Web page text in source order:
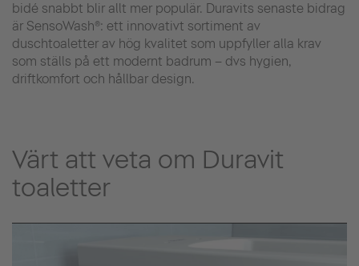
bidé snabbt blir allt mer populär. Duravits senaste bidrag
är SensoWash®: ett innovativt sortiment av
duschtoaletter av hög kvalitet som uppfyller alla krav
som ställs på ett modernt badrum – dvs hygien,
driftkomfort och hållbar design.
Värt att veta om Duravit
toaletter